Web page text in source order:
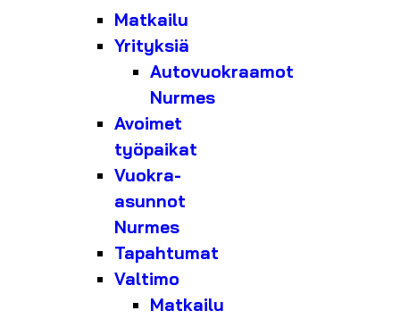
Matkailu
Yrityksiä
Autovuokraamot
Nurmes
Avoimet
työpaikat
Vuokra-
asunnot
Nurmes
Tapahtumat
Valtimo
Matkailu